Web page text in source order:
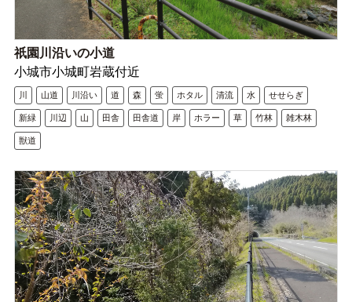
祇園川沿いの小道
小城市小城町岩蔵付近
川 山道 川沿い 道 森 蛍 ホタル 清流 水 せせらぎ
新緑 川辺 山 田舎 田舎道 岸 ホラー 草 竹林 雑木林
獣道